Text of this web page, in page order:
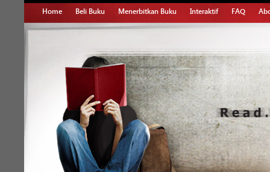
Home Beli Buku Menerbitkan Buku Interaktif FAQ